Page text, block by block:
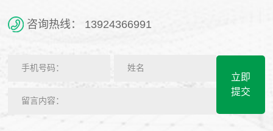
咨询热线： 13924366991
立即
提交